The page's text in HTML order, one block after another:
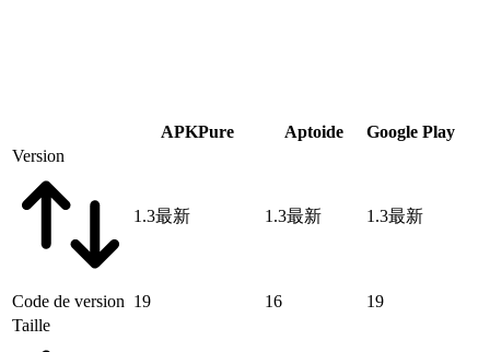
APKPure Aptoide
Google Play
Version
1.3最新 1.3最新 1.3最新
Code de version 19 16
19
Taille